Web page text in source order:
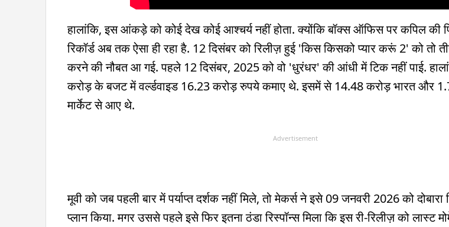
हालांकि, इस आंकड़े को कोई देख कोई आश्चर्य नहीं होता. क्योंकि बॉक्स ऑफिस पर कपिल की
रिकॉर्ड अब तक ऐसा ही रहा है. 12 दिसंबर को रिलीज़ हुई 'किस किसको प्यार करूं 2' को तो
करने की नौबत आ गई. पहले 12 दिसंबर, 2025 को वो 'धुरंधर' की आंधी में टिक नहीं पाई.
करोड़ के बजट में वर्ल्डवाइड 16.23 करोड़ रुपये कमाए थे. इसमें से 14.48 करोड़ भारत और
मार्केट से आए थे.
Advertisement
मूवी को जब पहली बार में पर्याप्त दर्शक नहीं मिले, तो मेकर्स ने इसे 09 जनवरी 2026 को
प्लान किया. मगर उससे पहले इसे फिर इतना ठंडा रिस्पॉन्स मिला कि इस री-रिलीज़ को लास्ट